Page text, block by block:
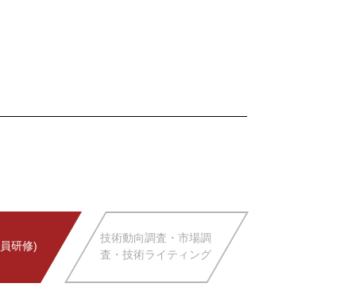
研修)
技術動向調査・市場調
査・技術ライティング